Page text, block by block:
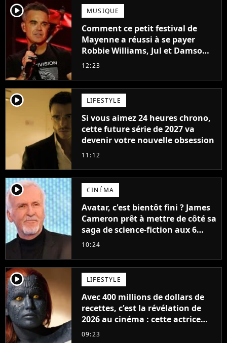
player2 MUSIQUE
Comment ce petit festival de
Mayenne a réussi à se payer
Robbie Williams, Jul et Damso
cette année ?
12:23
player2 LIFESTYLE
Si vous aimez 24 heures chrono,
cette future série de 2027 va
devenir votre nouvelle obsession
11:12
player2 CINÉMA
Avatar, c'est bientôt fini ? James
Cameron prêt à mettre de côté sa
saga de science-fiction aux 6
milliards de recettes
10:24
player2 LIFESTYLE
Avec 400 millions de dollars de
recettes, c'est la révélation de
2026 au cinéma : cette actrice
adorée prête à remplacer
09:23